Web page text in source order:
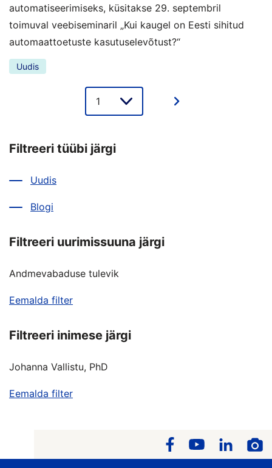
automatiseerimiseks, küsitakse 29. septembril
toimuval veebiseminaril „Kui kaugel on Eesti sihitud
automaattoetuste kasutuselevõtust?“
Uudis
valik
Filtreeri tüübi järgi
Uudis
Blogi
Filtreeri uurimissuuna järgi
Andmevabaduse tulevik
Eemalda filter
Filtreeri inimese järgi
Johanna Vallistu, PhD
Eemalda filter